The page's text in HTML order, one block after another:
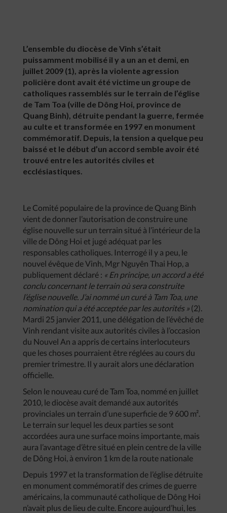
L’ensemble du diocèse de Vinh s’était
puissamment mobilisé il y a un an et demi, en
juillet 2009 (1), après la violente agression
policière dont avait été victime un groupe de
catholiques rassemblés sur le terrain de l’église
de Tam Toa (ville de Dông Hoi, province de
Quang Binh), détruite pendant la guerre, fermée
au culte et transformée en 1997 en monument
commémoratif. Depuis, la tension a quelque peu
baissé et le début d’un accord semble avoir été
trouvé entre les autorités civiles et
ecclésiastiques.
Le Comité populaire de la province de Quang Binh
vient de donner l’autorisation de construire une
église nouvelle sur un terrain situé à l’intérieur de la
ville de Dông Hoi et jugé adéquat par les
responsables catholiques. Interrogé il y a peu, le
nouvel évêque de Vinh, Mgr Nguyên Thai Hop, a
publiquement déclaré : « En principe, un accord a été
conclu concernant le terrain où sera construite
l’église nouvelle. J’ai nommé un curé à Tam Toa, une
nomination qui a été acceptée par les autorités » (2).
Mardi 25 janvier 2011, une délégation de l’évêché de
Vinh rendant visite aux autorités civiles à l’occasion
du Nouvel An a appris de certains interlocuteurs
que les choses pourraient être réglées au cours du
premier trimestre. Il y aurait alors une déclaration
officielle.
Selon le nouveau curé de Tam Toa, nommé en juillet
2010, le diocèse avait demandé aux autorités
provinciales un terrain d’une superficie de 9 600 m².
Le terrain sur lequel les deux parties se sont
accordées aura une surface moins importante, mais
aura l’avantage d’être situé en plein centre de la ville
de Dông Hoi, à environ 1 km de la route nationale
Depuis 1997 et la transformation de l’église détruite
en monument commémoratif des crimes de guerre
américains, la communauté catholique de Dông Hoi
n’avait plus de lieu de culte. Encore aujourd’hui, les